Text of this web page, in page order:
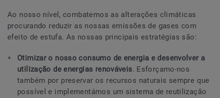
Ao nosso nível, combatemos as alterações climáticas
procurando reduzir as nossas emissões de gases com
efeito de estufa. As nossas principais estratégias são:
Otimizar o nosso consumo de energia e desenvolver a
utilização de energias renováveis. Esforçamo-nos
também por preservar os recursos naturais sempre que
possível e implementámos um sistema de reutilização